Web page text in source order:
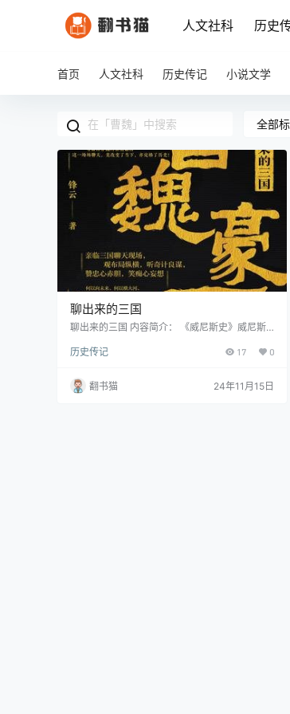
人文社科 历史
首页 人文社科 历史传记 小说文学
全部
聊出来的三国
聊出来的三国 内容简介： 《威尼斯史》威尼斯
的难民在泻湖中建立的避难所，却逐渐发展成为
以其独特的地理位置成为连接东西方的重要枢
纽。 作为一个存续千年的共和国，威尼斯创造了
历史传记 17 0
翻书猫 24年11月15日